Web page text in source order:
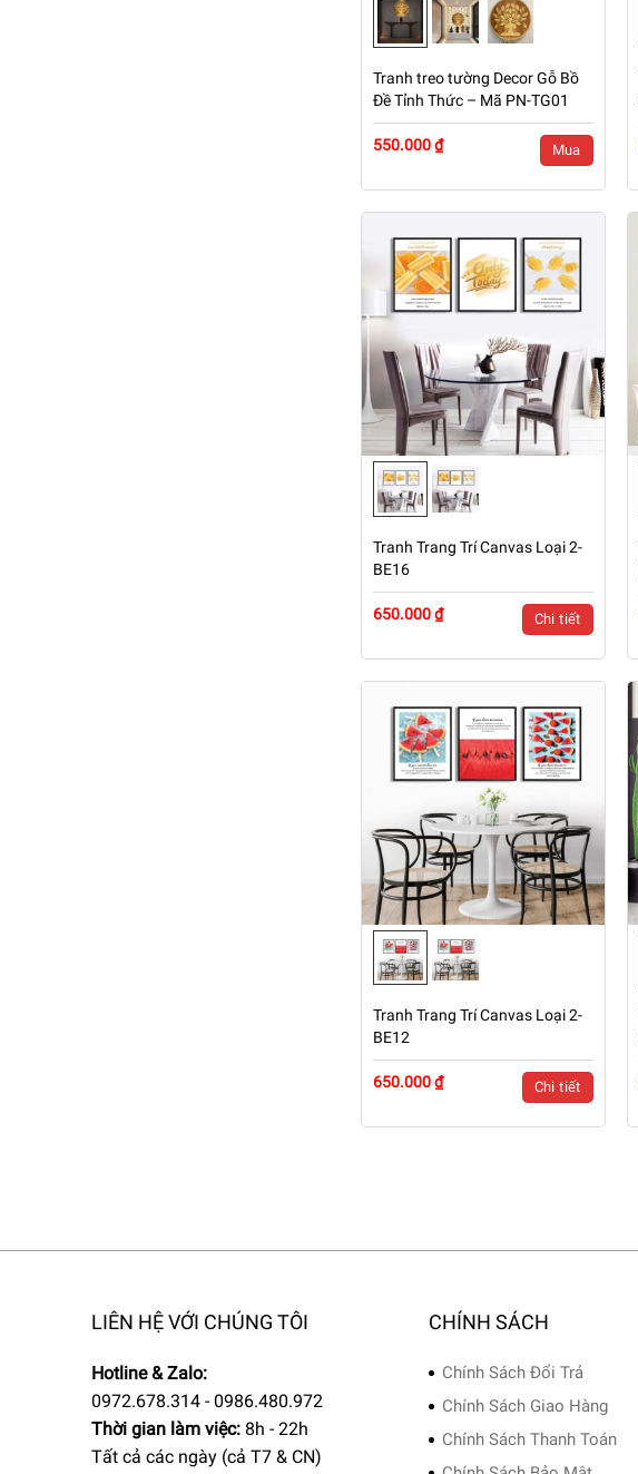
Tranh treo tường Decor Gỗ Bồ
Đề Tỉnh Thức – Mã PN-TG01
550.000 ₫ Mua
Tranh Trang Trí Canvas Loại 2-
BE16
650.000 ₫ Chi tiết
Tranh Trang Trí Canvas Loại 2-
BE12
650.000 ₫ Chi tiết
LIÊN HỆ VỚI CHÚNG TÔI
Hotline & Zalo:
0972.678.314 - 0986.480.972
Thời gian làm việc: 8h - 22h
Tất cả các ngày (cả T7 & CN)
CHÍNH SÁCH
Chính Sách Đổi Trả
Chính Sách Giao Hàng
Chính Sách Thanh Toán